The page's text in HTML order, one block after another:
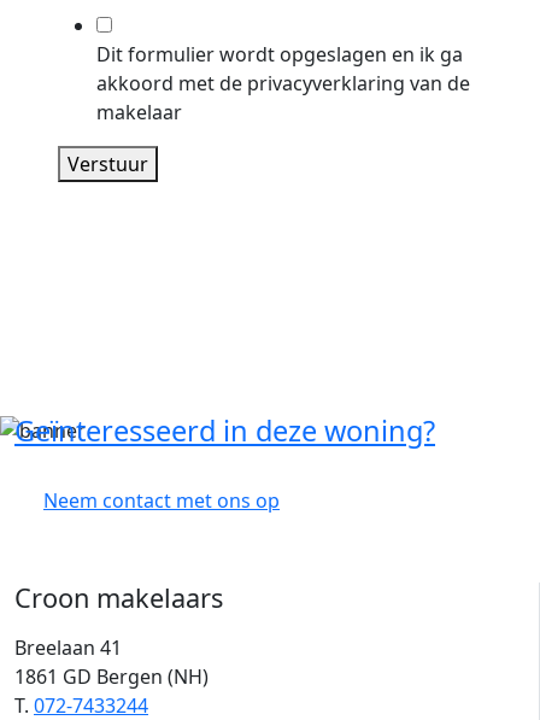
Dit formulier wordt opgeslagen en ik ga
akkoord met de privacyverklaring van de
makelaar
Verstuur
Geïnteresseerd in deze woning?
Neem contact met ons op
Croon makelaars
Breelaan 41
1861 GD Bergen (NH)
T. 072-7433244